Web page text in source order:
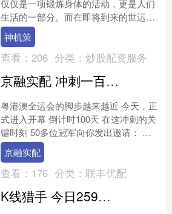
仅仅是一项锻炼身体的活动，更是人们
生活的一部分。而在即将到来的世运会
之际，成都积极响应，举办了一场以“全
民健身迎世运”为主题的....
神机策
查看： 206 分类： 炒股配资服务
京融实配 冲刺一百 用运动迎全运——粤港澳全运会倒计时100天_付欣云_新体育_接力
粤港澳全运会的脚步越来越近 今天，正
式进入开幕 倒计时100天 在这冲刺的关
键时刻 50多位冠军向你发出邀请： 加
入运动接力，一起为全运加油！ 来源：
新体育网 ....
京融实配
查看： 176 分类： 联丰优配
K线猎手 今日259只个股突破五日均线